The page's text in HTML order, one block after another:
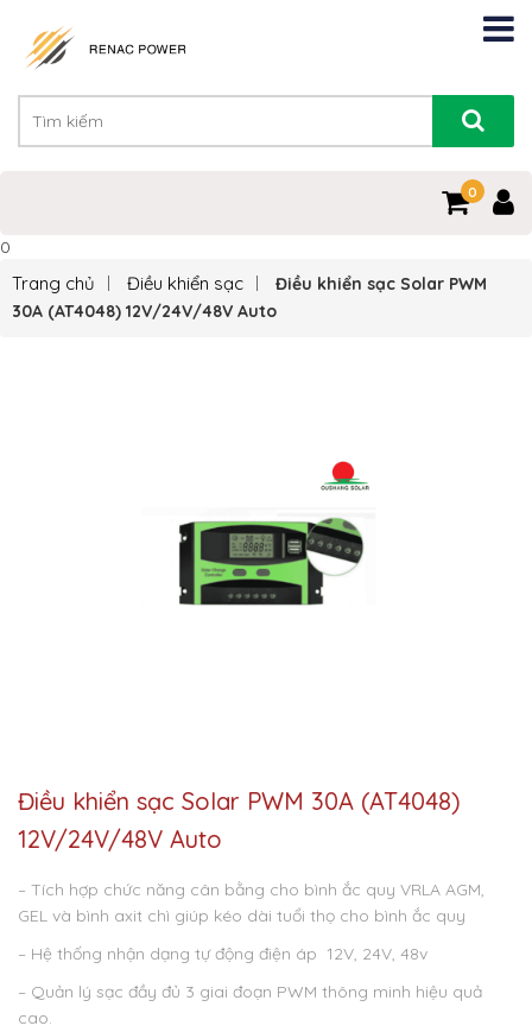
0
0
Trang chủ Điều khiển sạc
Điều khiển sạc Solar PWM
30A (AT4048) 12V/24V/48V Auto
Điều khiển sạc Solar PWM 30A (AT4048)
12V/24V/48V Auto
– Tích hợp chức năng cân bằng cho bình ắc quy VRLA AGM,
GEL và bình axit chì giúp kéo dài tuổi thọ cho bình ắc quy
– Hệ thống nhận dạng tự động điện áp 12V, 24V, 48v
– Quản lý sạc đầy đủ 3 giai đoạn PWM thông minh hiệu quả
cao.